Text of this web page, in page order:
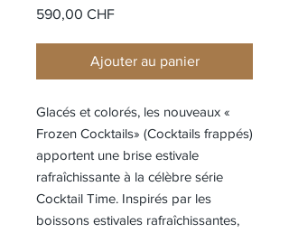
590,00 CHFPrix
Ajouter au panier
Glacés et colorés, les nouveaux «
Frozen Cocktails» (Cocktails frappés)
apportent une brise estivale
rafraîchissante à la célèbre série
Cocktail Time. Inspirés par les
boissons estivales rafraîchissantes,